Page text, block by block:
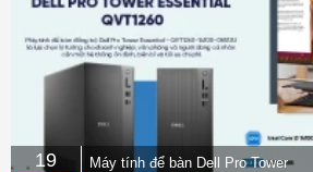
19
Máy tính để bàn Dell Pro Tower